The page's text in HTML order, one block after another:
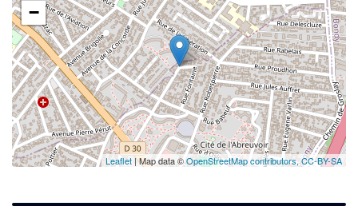
−
Leaflet| Map data ©OpenStreetMap contributors,CC-BY-SA
✕